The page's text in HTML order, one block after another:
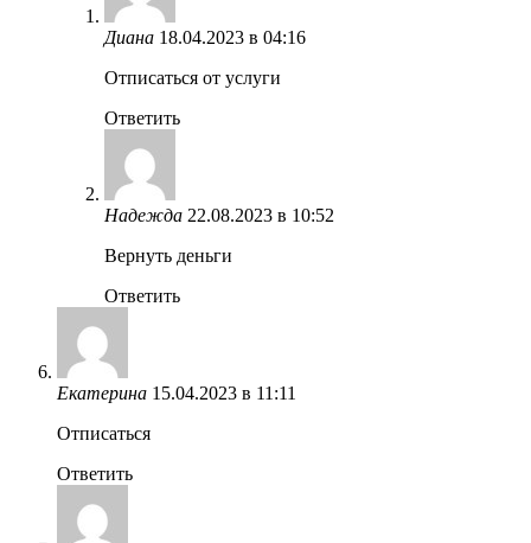
Диана 18.04.2023 в 04:16
Отписаться от услуги
Ответить
Надежда 22.08.2023 в 10:52
Вернуть деньги
Ответить
Екатерина 15.04.2023 в 11:11
Отписаться
Ответить